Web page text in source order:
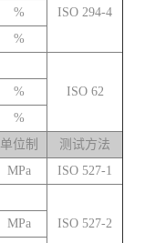
ISO 294-4
%
%
ISO 62
%
%
单位制
测试方法
MPa
ISO 527-1
ISO 527-2
MPa